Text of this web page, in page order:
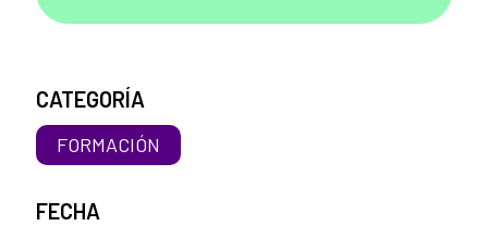
CATEGORÍA
FORMACIÓN
FECHA